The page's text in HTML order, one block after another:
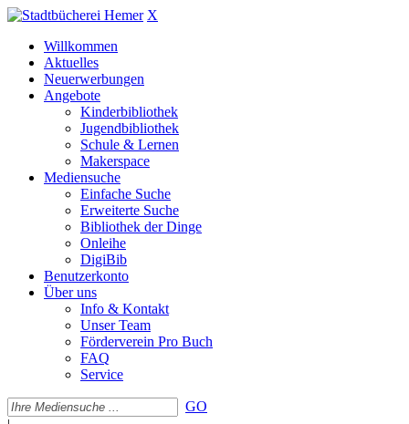
X
Willkommen
Aktuelles
Neuerwerbungen
Angebote
Kinderbibliothek
Jugendbibliothek
Schule & Lernen
Makerspace
Mediensuche
Einfache Suche
Erweiterte Suche
Bibliothek der Dinge
Onleihe
DigiBib
Benutzerkonto
Über uns
Info & Kontakt
Unser Team
Förderverein Pro Buch
FAQ
Service
GO